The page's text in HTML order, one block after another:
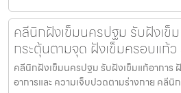
คลีนิกฝังเข็มนครปฐม รับฝังเข็ม
กระตุ้นตามจุด ฝังเข็มครอบแก้ว
คลีนิกฝังเข็มนครปฐม รับฝังเข็มแก้อาการ
อาการและ ความเจ็บปวดตามร่างกาย คลี